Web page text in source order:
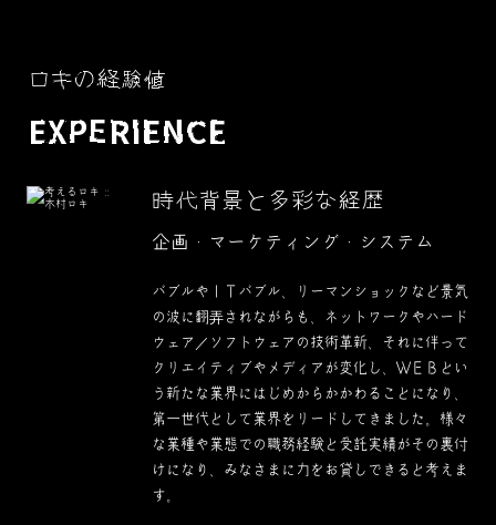
ロキの経験値
EXPERIENCE
時代背景と多彩な経歴
企画・マーケティング・システム
バブルやＩＴバブル、リーマンショックなど景気
の波に翻弄されながらも、ネットワークやハード
ウェア／ソフトウェアの技術革新、それに伴って
クリエイティブやメディアが変化し、ＷＥＢとい
う新たな業界にはじめからかかわることになり、
第一世代として業界をリードしてきました。様々
な業種や業態での職務経験と受託実績がその裏付
けになり、みなさまに力をお貸しできると考えま
す。